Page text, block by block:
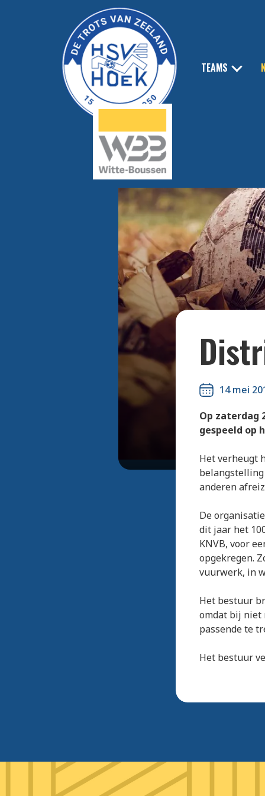
TEAMS
14 mei
Op zaterdag
gespeeld op
Het verheugt
anderen
De
dit jaar het
KNVB, voor
opgekregen.
vuurwerk, in
Het bestuur
omdat bij niet
passende te
Het bestuur